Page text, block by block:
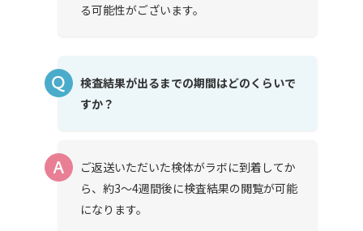
る可能性がございます。
検査結果が出るまでの期間はどのくらいで
すか？
ご返送いただいた検体がラボに到着してか
ら、約3〜4週間後に検査結果の閲覧が可能
になります。